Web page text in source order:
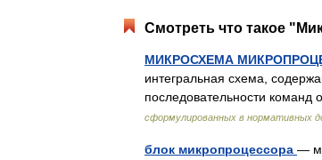
Смотреть что такое
МИКРОСХЕМА
интегральная схема,
последовательности
сформулированных в нормативных
блок микропроцессора —